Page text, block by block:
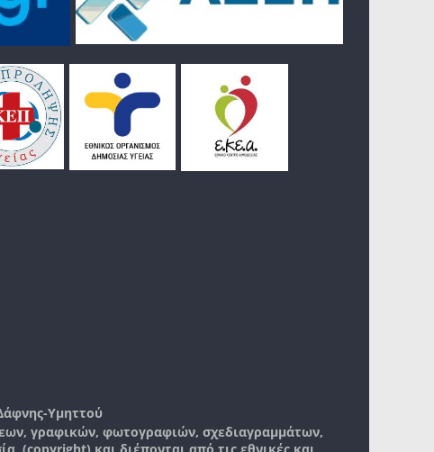
Υμηττού
γραφικών, φωτογραφιών, σχεδιαγραμμάτων,